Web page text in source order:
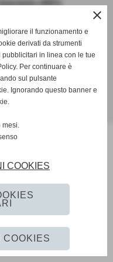
(IRIFI)
close
il funzionamento e
derivati da strumenti
in linea con le tue
Per continuare è
sul pulsante
Ignorando questo banner e
mesi.
COOKIES